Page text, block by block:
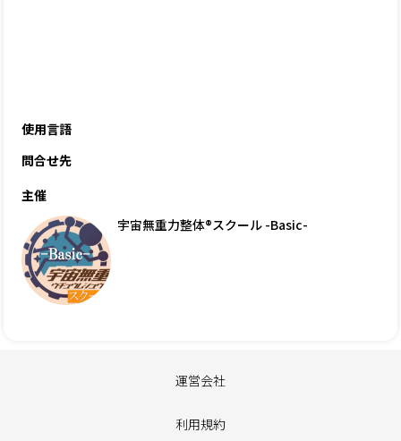
使用言語
問合せ先
主催
宇宙無重力整体®スクール -Basic-
運営会社
利用規約